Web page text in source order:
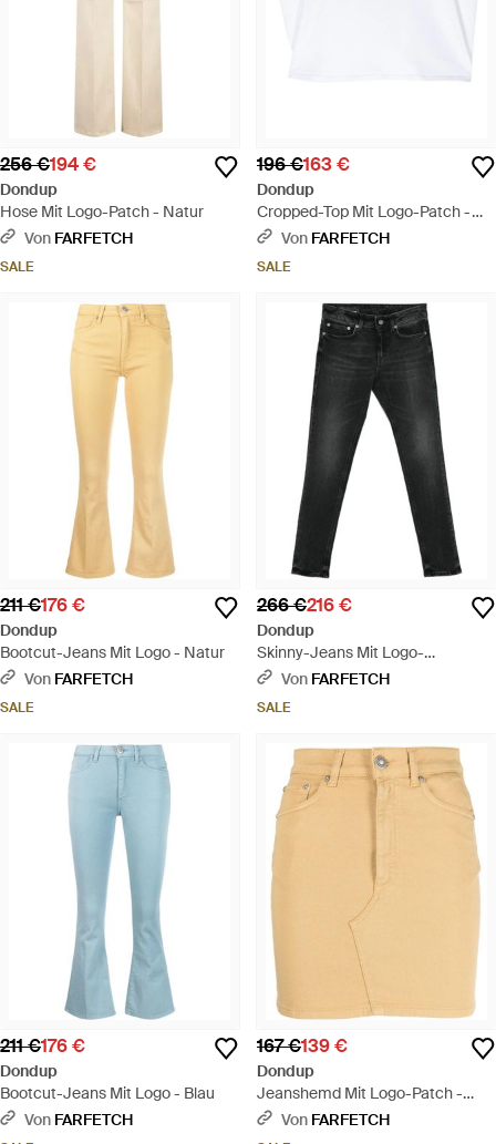
256 €194 €
Dondup
Hose Mit Logo-Patch - Natur
Von FARFETCH
SALE
196 €163 €
Dondup
Cropped-Top Mit Logo-Patch -
WeißVon FARFETCH
SALE
211 €176 €
Dondup
Bootcut-Jeans Mit Logo - Natur
Von FARFETCH
SALE
266 €216 €
Dondup
Skinny-Jeans Mit Logo-
Applikation - Schwarz
Von FARFETCH
SALE
211 €176 €
Dondup
Bootcut-Jeans Mit Logo - Blau
Von FARFETCH
167 €139 €
Dondup
Jeanshemd Mit Logo-Patch -
Natur
Von FARFETCH